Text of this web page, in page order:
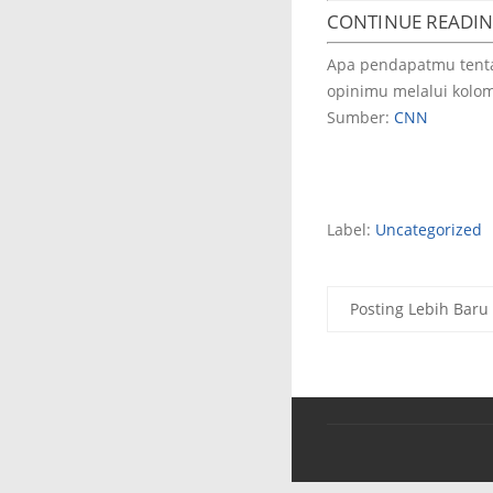
CONTINUE
Apa pendapatmu
opinimu melalui
Sumber: CNN
Label: Uncategorized
Posting Lebih Baru